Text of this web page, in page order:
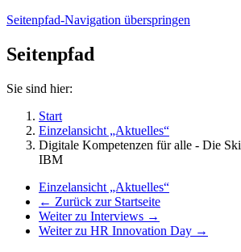
Seitenpfad-Navigation überspringen
Seitenpfad
Sie sind hier:
Start
Einzelansicht „Aktuelles“
Digitale Kompetenzen für alle - Die
IBM
Einzelansicht „Aktuelles“
← Zurück zur Startseite
Weiter zu Interviews →
Weiter zu HR Innovation Day →